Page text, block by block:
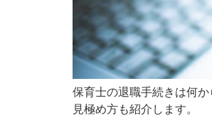
保育士の退職手続きは何
見極め方も紹介します。